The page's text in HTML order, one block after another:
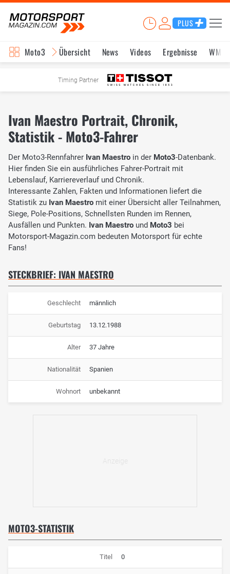
PLUS
Moto3 Übersicht News Videos Ergebnisse WM-
Timing Partner
Ivan Maestro Portrait, Chronik,
Statistik - Moto3-Fahrer
Der Moto3-Rennfahrer Ivan Maestro in der Moto3-Datenbank.
Hier finden Sie ein ausführliches Fahrer-Portrait mit
Lebenslauf, Karriereverlauf und Chronik.
Interessante Zahlen, Fakten und Informationen liefert die
Statistik zu Ivan Maestro mit einer Übersicht aller Teilnahmen,
Siege, Pole-Positions, Schnellsten Runden im Rennen,
Ausfällen und Punkten. Ivan Maestro und Moto3 bei
Motorsport-Magazin.com bedeuten Motorsport für echte
Fans!
STECKBRIEF: IVAN MAESTRO
Geschlecht männlich
Geburtstag 13.12.1988
Alter 37 Jahre
Nationalität Spanien
Wohnort unbekannt
MOTO3-STATISTIK
Titel 0